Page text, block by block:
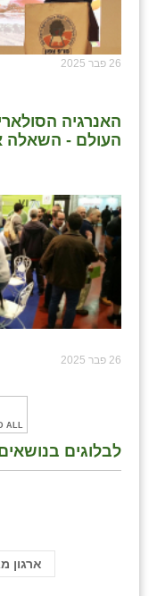
26 פבר 2025
האנרגיה
העולם - השאלה
26 פבר 2025
ALL
לבלוגים
ארגון